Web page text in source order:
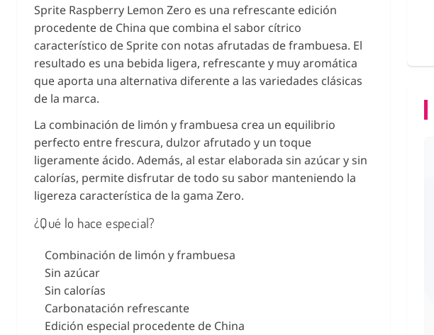
Sprite Raspberry Lemon Zero es una refrescante edición
procedente de China que combina el sabor cítrico
característico de Sprite con notas afrutadas de frambuesa. El
resultado es una bebida ligera, refrescante y muy aromática
que aporta una alternativa diferente a las variedades clásicas
de la marca.
La combinación de limón y frambuesa crea un equilibrio
perfecto entre frescura, dulzor afrutado y un toque
ligeramente ácido. Además, al estar elaborada sin azúcar y sin
calorías, permite disfrutar de todo su sabor manteniendo la
ligereza característica de la gama Zero.
¿Qué lo hace especial?
Combinación de limón y frambuesa
Sin azúcar
Sin calorías
Carbonatación refrescante
Edición especial procedente de China